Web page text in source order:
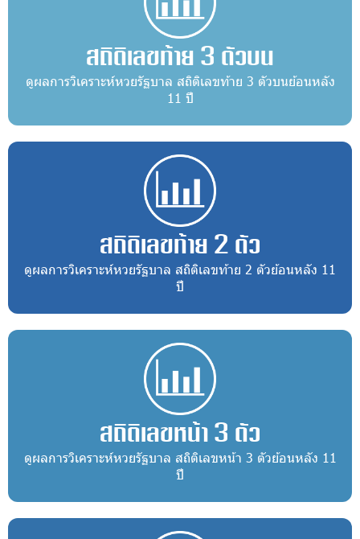
สถิติเลขท้าย 3 ตัวบน
ดูผลการวิเคราะห์หวยรัฐบาล สถิติเลขท้าย 3 ตัวบนย้อนหลัง
11 ปี
สถิติเลขท้าย 2 ตัว
ดูผลการวิเคราะห์หวยรัฐบาล สถิติเลขท้าย 2 ตัวย้อนหลัง 11
ปี
สถิติเลขหน้า 3 ตัว
ดูผลการวิเคราะห์หวยรัฐบาล สถิติเลขหน้า 3 ตัวย้อนหลัง 11
ปี